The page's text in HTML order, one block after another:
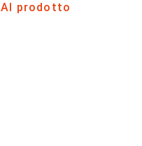
Al prodotto